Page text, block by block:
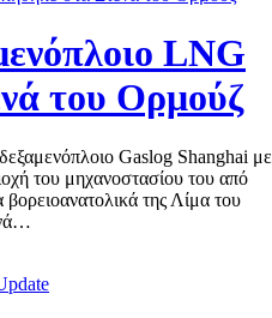
LNG
του Ορμούζ
Gaslog Shanghai με
του μηχανοστασίου του από
της Λίμα του